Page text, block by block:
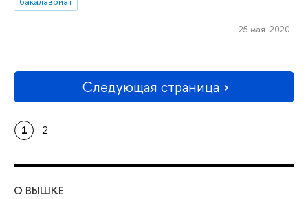
25 мая 2020
Следующая страница
1 2
О ВЫШКЕ